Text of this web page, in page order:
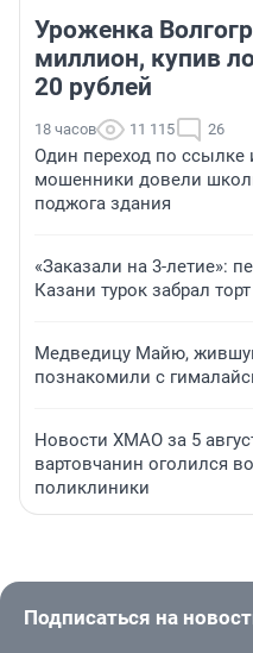
Уроженка
миллион, купив
20 рублей
18 часов 11 115 26
Один переход по ссылке
мошенники довели
поджога здания
«Заказали на 3-летие»:
Казани турок забрал
Медведицу Майю,
познакомили с
Новости ХМАО за 5
вартовчанин оголился
поликлиники
Подписаться на